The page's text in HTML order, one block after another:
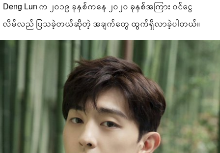
Deng Lun က ၂၀၁၉ ခုနှစ်ကနေ ၂၀၂၀ ခုနှစ်အကြား ဝင်ငွေ
လိမ်လည် ပြသခဲ့တယ်ဆိုတဲ့ အချက်တွေ ထွက်ရှိလာခဲ့ပါတယ်။